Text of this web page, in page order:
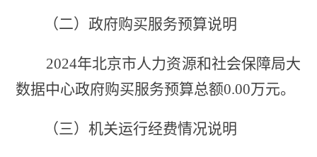
（二）政府购买服务预算说明
2024年北京市人力资源和社会保障局大
数据中心政府购买服务预算总额0.00万元。
（三）机关运行经费情况说明